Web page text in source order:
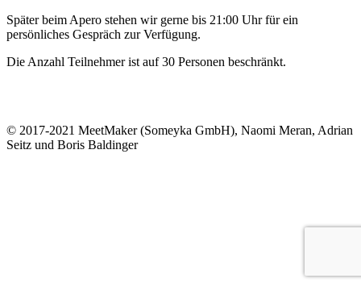
Später beim Apero stehen wir gerne bis 21:00 Uhr für ein
persönliches Gespräch zur Verfügung.
Die Anzahl Teilnehmer ist auf 30 Personen beschränkt.
© 2017-2021 MeetMaker (Someyka GmbH), Naomi Meran, Adrian
Seitz und Boris Baldinger